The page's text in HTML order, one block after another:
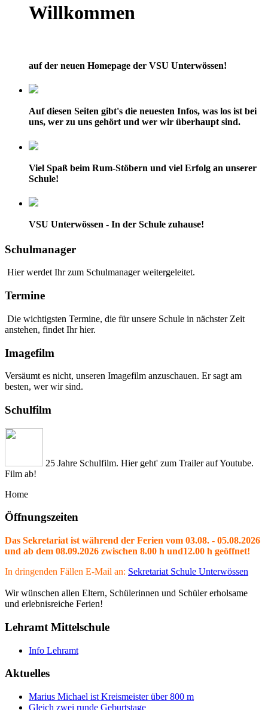
Willkommen
auf der neuen Homepage der VSU Unterwössen!
Auf diesen Seiten gibt's die neuesten Infos, was los ist bei
uns, wer zu uns gehört und wer wir überhaupt sind.
Viel Spaß beim Rum-Stöbern und viel Erfolg an unserer
Schule!
VSU Unterwössen - In der Schule zuhause!
Schulmanager
Hier werdet Ihr zum Schulmanager weitergeleitet.
Termine
Die wichtigsten Termine, die für unsere Schule in nächster Zeit
anstehen, findet Ihr hier.
Imagefilm
Versäumt es nicht, unseren Imagefilm anzuschauen. Er sagt am
besten, wer wir sind.
Schulfilm
25 Jahre Schulfilm. Hier geht' zum Trailer auf Youtube.
Film ab!
Home
Öffnungszeiten
Das Sekretariat ist während der Ferien vom 03.08. - 05.08.2026
und ab dem 08.09.2026 zwischen 8.00 h und12.00 h geöffnet!
In dringenden Fällen E-Mail an: Sekretariat Schule Unterwössen
Wir wünschen allen Eltern, Schülerinnen und Schüler erholsame
und erlebnisreiche Ferien!
Lehramt Mittelschule
Info Lehramt
Aktuelles
Marius Michael ist Kreismeister über 800 m
Gleich zwei runde Geburtstage